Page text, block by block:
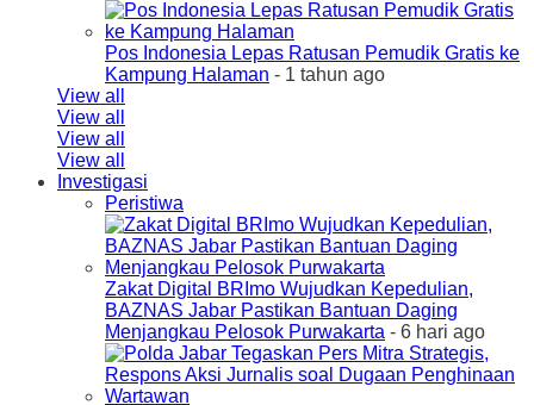
Pos Indonesia Lepas Ratusan Pemudik Gratis ke
Kampung Halaman - 1 tahun ago
View all
View all
View all
View all
Investigasi
Peristiwa
Zakat Digital BRImo Wujudkan Kepedulian,
BAZNAS Jabar Pastikan Bantuan Daging
Menjangkau Pelosok Purwakarta - 6 hari ago